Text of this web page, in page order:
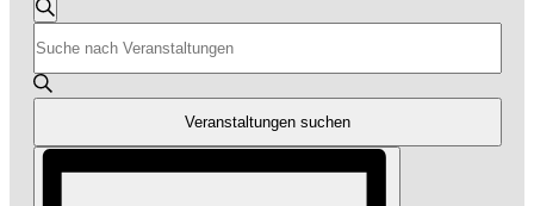
Veranstaltungen
Suche
und
Ansichten,
Navigation
Suche
Schlüsselwort
eingeben.
Suche
Veranstaltungen
Schlüsselwort.
Veranstaltungen suchen
Veranstaltung